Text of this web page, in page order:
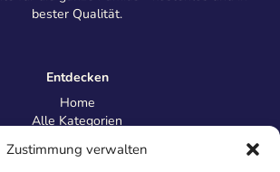
Zustimmung verwalten
bester Qualität.
Entdecken
Home
Alle Kategorien
Information